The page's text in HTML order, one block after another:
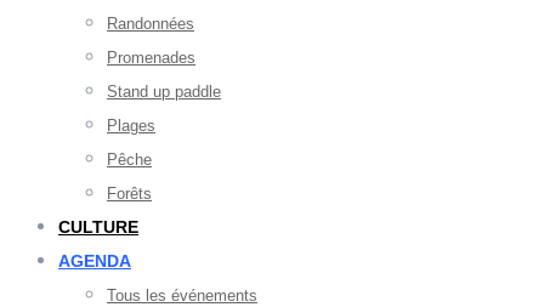
Randonnées
Promenades
Stand up paddle
Plages
Pêche
Forêts
CULTURE
AGENDA
Tous les événements